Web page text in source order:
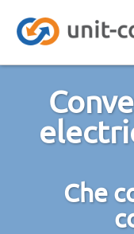
Che